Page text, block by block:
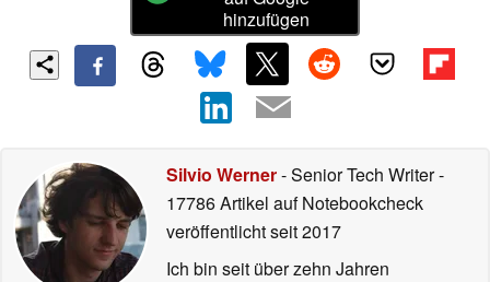
hinzufügen
Silvio Werner- Senior Tech Writer-
17786 Artikel auf Notebookcheck
veröffentlichtseit 2017
Ich bin seit über zehn Jahren